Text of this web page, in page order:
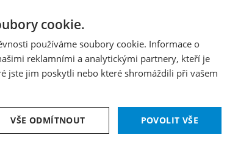
ENGLISH
cookie.
používáme soubory cookie. Informace o
reklamními a analytickými partnery, kteří je
jste jim poskytli nebo které shromáždili při vašem
POVOLIT VŠE
VŠE ODMÍTNOUT